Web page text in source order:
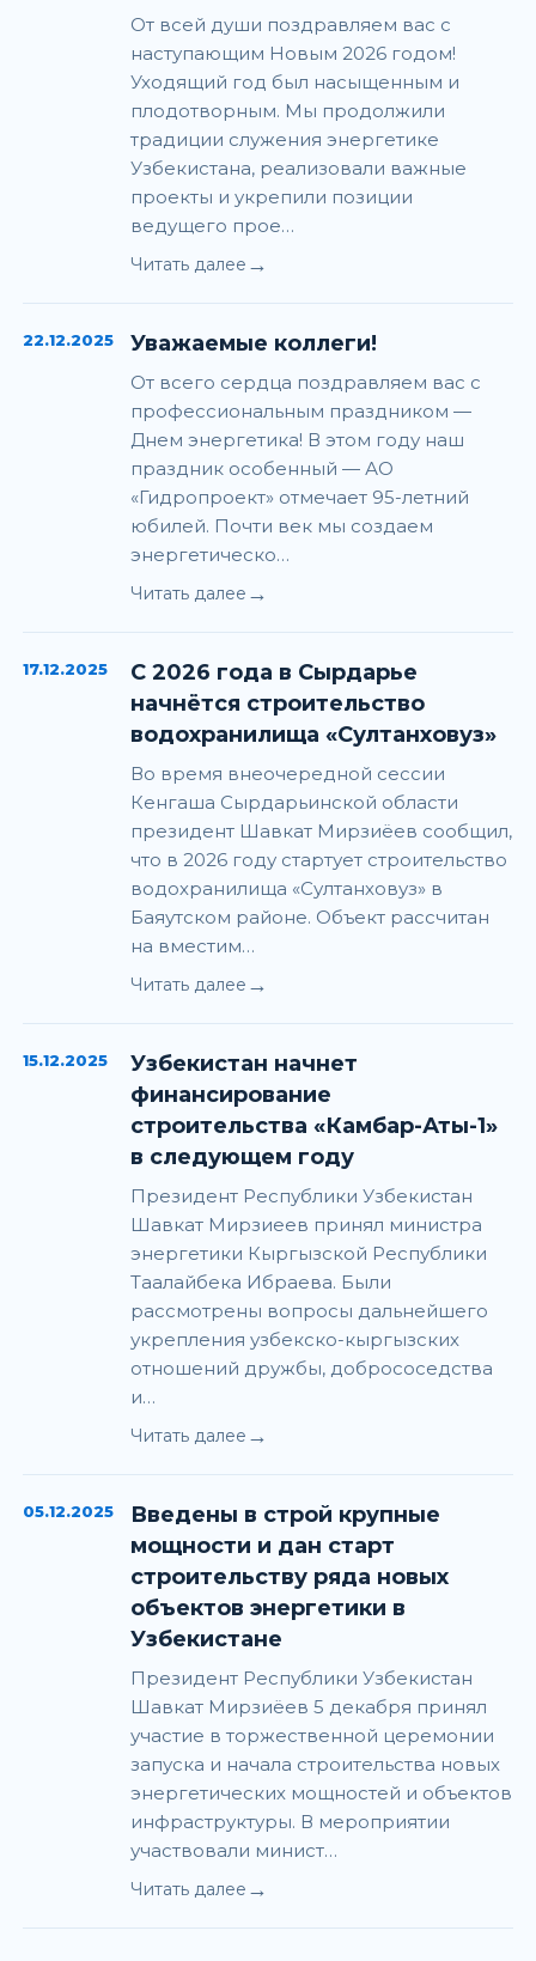
От всей души поздравляем вас с
наступающим Новым 2026 годом!
Уходящий год был насыщенным и
плодотворным. Мы продолжили
традиции служения энергетике
Узбекистана, реализовали важные
проекты и укрепили позиции
ведущего прое…
Читать далее →
22.12.2025 Уважаемые коллеги!
От всего сердца поздравляем вас с
профессиональным праздником —
Днем энергетика! В этом году наш
праздник особенный — АО
«Гидропроект» отмечает 95-летний
юбилей. Почти век мы создаем
энергетическо…
Читать далее →
17.12.2025
С 2026 года в Сырдарье
начнётся строительство
водохранилища «Султанховуз»
Во время внеочередной сессии
Кенгаша Сырдарьинской области
президент Шавкат Мирзиёев сообщил,
что в 2026 году стартует строительство
водохранилища «Султанховуз» в
Баяутском районе. Объект рассчитан
на вместим…
Читать далее →
15.12.2025
Узбекистан начнет
финансирование
строительства «Камбар-Аты-1»
в следующем году
Президент Республики Узбекистан
Шавкат Мирзиеев принял министра
энергетики Кыргызской Республики
Таалайбека Ибраева. Были
рассмотрены вопросы дальнейшего
укрепления узбекско-кыргызских
отношений дружбы, добрососедства
и…
Читать далее →
05.12.2025
Введены в строй крупные
мощности и дан старт
строительству ряда новых
объектов энергетики в
Узбекистане
Президент Республики Узбекистан
Шавкат Мирзиёев 5 декабря принял
участие в торжественной церемонии
запуска и начала строительства новых
энергетических мощностей и объектов
инфраструктуры. В мероприятии
участвовали минист…
Читать далее →